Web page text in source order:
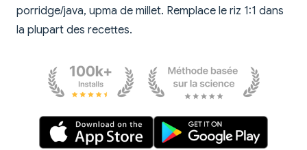
porridge/java, upma de millet. Remplace le riz 1:1 dans
la plupart des recettes.